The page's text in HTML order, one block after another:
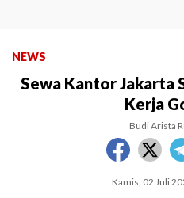
NEWS
Sewa Kantor Jakarta
Kerja
Budi Arista
Kamis, 02 Juli